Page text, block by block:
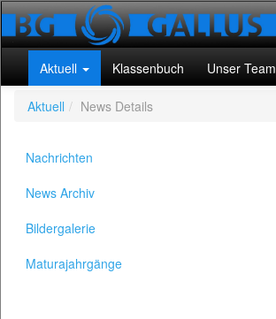
Aktuell Klassenbuch Unser Team
Aktuell News Details
Nachrichten
News Archiv
Bildergalerie
Maturajahrgänge